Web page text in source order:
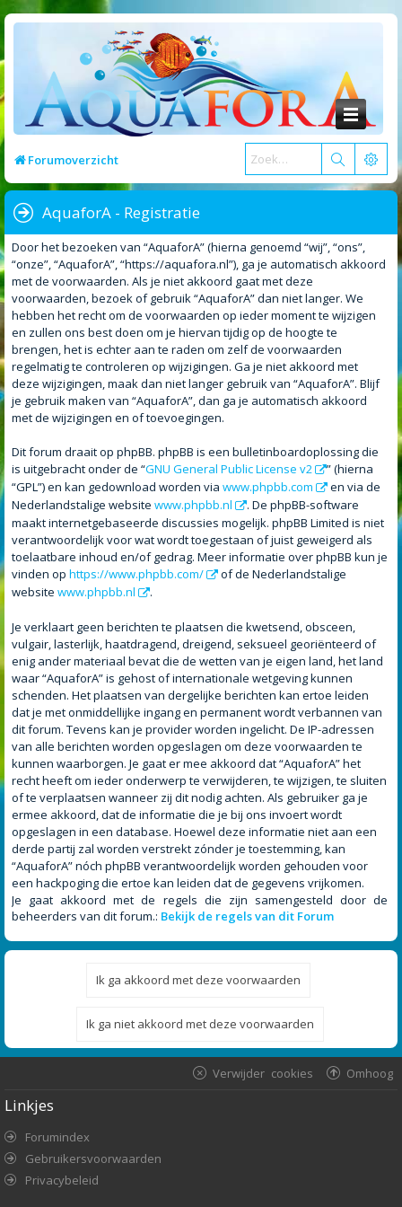
Forumoverzicht
AquaforA - Registratie
Door het bezoeken van “AquaforA” (hierna genoemd “wij”, “ons”,
“onze”, “AquaforA”, “https://aquafora.nl”), ga je automatisch akkoord
met de voorwaarden. Als je niet akkoord gaat met deze
voorwaarden, bezoek of gebruik “AquaforA” dan niet langer. We
hebben het recht om de voorwaarden op ieder moment te wijzigen
en zullen ons best doen om je hiervan tijdig op de hoogte te
brengen, het is echter aan te raden om zelf de voorwaarden
regelmatig te controleren op wijzigingen. Ga je niet akkoord met
deze wijzigingen, maak dan niet langer gebruik van “AquaforA”. Blijf
je gebruik maken van “AquaforA”, dan ga je automatisch akkoord
met de wijzigingen en of toevoegingen.
Dit forum draait op phpBB. phpBB is een bulletinboardoplossing die
is uitgebracht onder de “GNU General Public License v2
” (hierna
“GPL”) en kan gedownload worden via www.phpbb.com
en via de
Nederlandstalige website www.phpbb.nl
. De phpBB-software
maakt internetgebaseerde discussies mogelijk. phpBB Limited is niet
verantwoordelijk voor wat wordt toegestaan of juist geweigerd als
toelaatbare inhoud en/of gedrag. Meer informatie over phpBB kun je
vinden op https://www.phpbb.com/
of de Nederlandstalige
website www.phpbb.nl .
Je verklaart geen berichten te plaatsen die kwetsend, obsceen,
vulgair, lasterlijk, haatdragend, dreigend, seksueel georiënteerd of
enig ander materiaal bevat die de wetten van je eigen land, het land
waar “AquaforA” is gehost of internationale wetgeving kunnen
schenden. Het plaatsen van dergelijke berichten kan ertoe leiden
dat je met onmiddellijke ingang en permanent wordt verbannen van
dit forum. Tevens kan je provider worden ingelicht. De IP-adressen
van alle berichten worden opgeslagen om deze voorwaarden te
kunnen waarborgen. Je gaat er mee akkoord dat “AquaforA” het
recht heeft om ieder onderwerp te verwijderen, te wijzigen, te sluiten
of te verplaatsen wanneer zij dit nodig achten. Als gebruiker ga je
ermee akkoord, dat de informatie die je bij ons invoert wordt
opgeslagen in een database. Hoewel deze informatie niet aan een
derde partij zal worden verstrekt zónder je toestemming, kan
“AquaforA” nóch phpBB verantwoordelijk worden gehouden voor
een hackpoging die ertoe kan leiden dat de gegevens vrijkomen.
Je gaat akkoord met de regels die zijn samengesteld door de
beheerders van dit forum.: Bekijk de regels van dit Forum
Omhoog
Verwijder cookies
Linkjes
Forumindex
Gebruikersvoorwaarden
Privacybeleid